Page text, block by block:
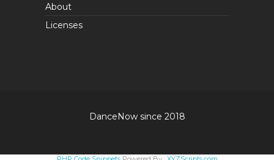
About
Licenses
DanceNow since 2018